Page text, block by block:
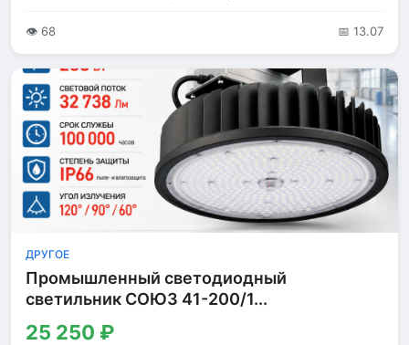
👁 68 📅 13.07
ДРУГОЕ
Промышленный светодиодный
светильник СОЮЗ 41-200/1...
25 250 ₽